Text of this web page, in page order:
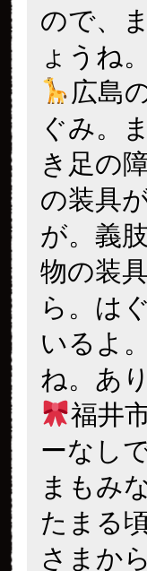
ので、
ょうね
広島
ぐみ。
き足の
の装具
が。義
物の装
ら。は
いるよ
ね。あ
福井
ーなし
まもみ
たまる
さまか